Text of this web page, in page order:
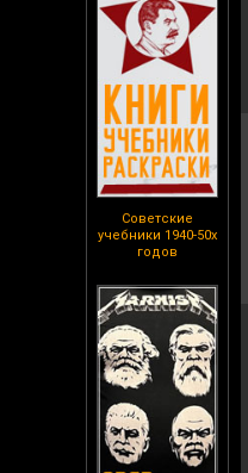
Советские
учебники 1940-50х
годов